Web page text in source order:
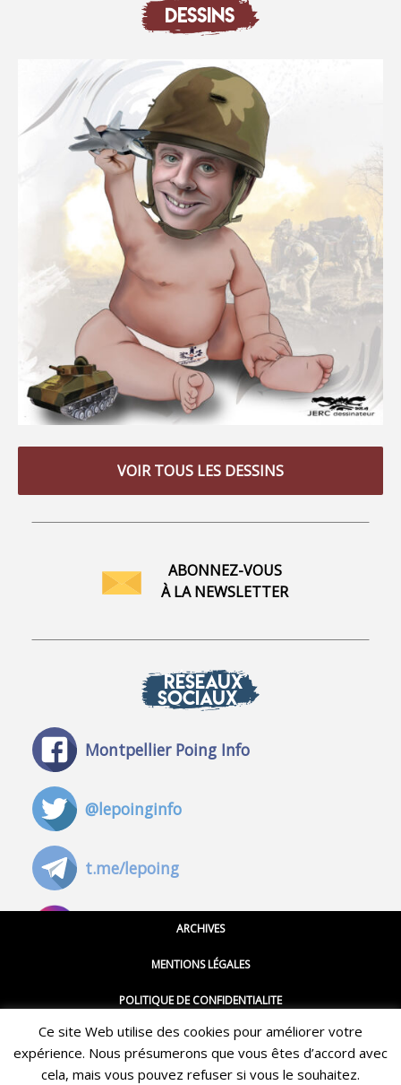
DESSINS
VOIR TOUS LES DESSINS
ABONNEZ-VOUS
À LA NEWSLETTER
RÉSEAUX
SOCIAUX
Montpellier Poing Info
@lepoinginfo
t.me/lepoing
@montpellierpoinginfo
@LePoingMontpellier
ARCHIVES
MENTIONS LÉGALES
POLITIQUE DE CONFIDENTIALITE
CGU
CONTACT
Restez informé·e des dernières actualités du Poing !
Ce site Web utilise des cookies pour améliorer votre
expérience. Nous présumerons que vous êtes d’accord avec
cela, mais vous pouvez refuser si vous le souhaitez.